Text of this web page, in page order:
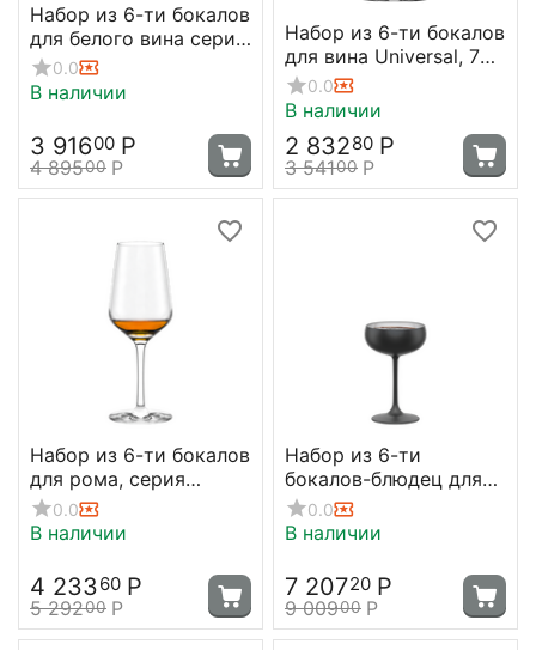
Набор из 6-ти бокалов
для белого вина серия
Exquisit Royal, 350 мл,
D 80 мм, H 223 мм,
0.0
В наличии
3 91600 Р
4 89500 Р
Набор из 6-ти бокалов
для вина Universal, 760
мл, Stolzle
0.0
В наличии
2 83280 Р
3 54100 Р
Набор из 6-ти бокалов
для рома, серия
Classic, 205 мл, D 65
мм, H 178,5 мм, Stolzle
0.0
В наличии
4 23360 Р
5 29200 Р
Набор из 6-ти
бокалов-блюдец для
шампанского Elements,
230 мл, D 95 мм, H 147
серебряный, Stolzle
0.0
В наличии
7 20720 Р
9 00900 Р